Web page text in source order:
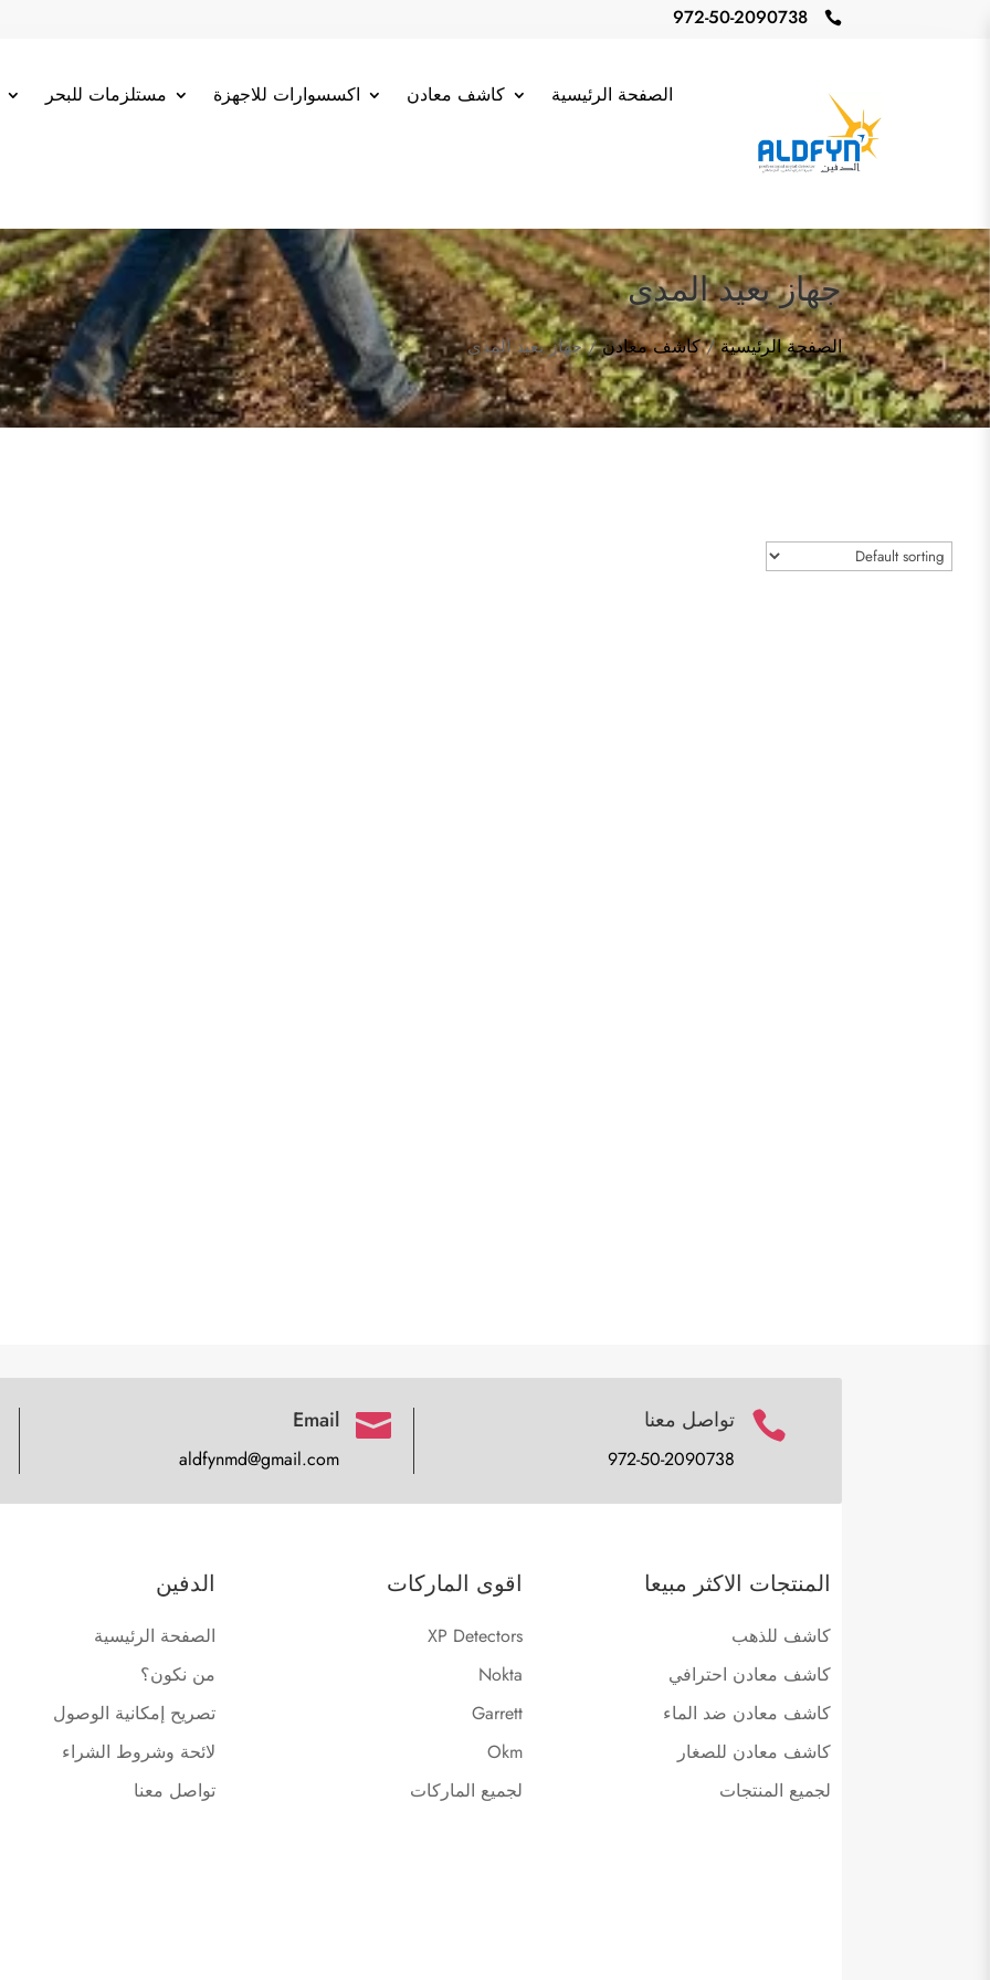

972-50-2090738
الصفحة الرئيسية كاشف معادن اكسسوارات للاجهزة مستلزمات للبحر
جهاز بعيد المدى
الصفحة الرئيسية/كاشف معادن/ جهاز بعيد المدى

Email
aldfynmd@gmail.com
 تواصل معنا
972-50-2090738
الدفين
الصفحة الرئيسية
من نكون؟
تصريح إمكانية الوصول
لائحة وشروط الشراء
تواصل معنا
اقوى الماركات
XP Detectors
Nokta
Garrett
Okm
لجميع الماركات
المنتجات الاكثر مبيعا
كاشف للذهب
كاشف معادن احترافي
كاشف معادن ضد الماء
كاشف معادن للصغار
لجميع المنتجات